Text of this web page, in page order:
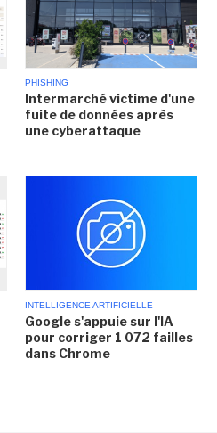
PHISHING
Intermarché victime d'une
fuite de données après
une cyberattaque
INTELLIGENCE ARTIFICIELLE
Google s'appuie sur l'IA
pour corriger 1 072 failles
dans Chrome